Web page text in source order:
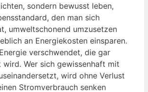
sondern bewusst leben,
den man sich
umweltschonend umzusetzen
an Energiekosten einsparen.
verschwendet, die gar
Wer sich gewissenhaft mit
wird ohne Verlust
Stromverbrauch senken